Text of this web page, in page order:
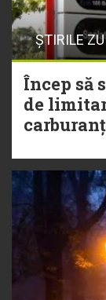
ȘTIRILE ZU
Încep să
de